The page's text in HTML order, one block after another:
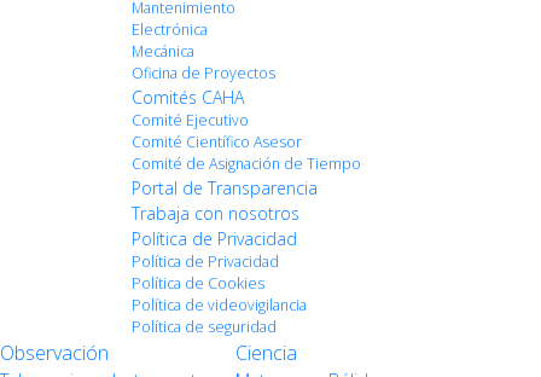
Mantenimiento
Electrónica
Mecánica
Oficina de Proyectos
Comités CAHA
Comité Ejecutivo
Comité Científico Asesor
Comité de Asignación de Tiempo
Portal de Transparencia
Trabaja con nosotros
Política de Privacidad
Política de Privacidad
Política de Cookies
Política de videovigilancia
Política de seguridad
Observación Ciencia